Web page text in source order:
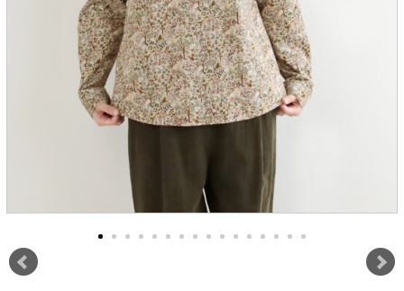
マイページ
お買い物カゴ
配送遅延情報
ご利用について
実店舗のご案内
FOLLOW US ON